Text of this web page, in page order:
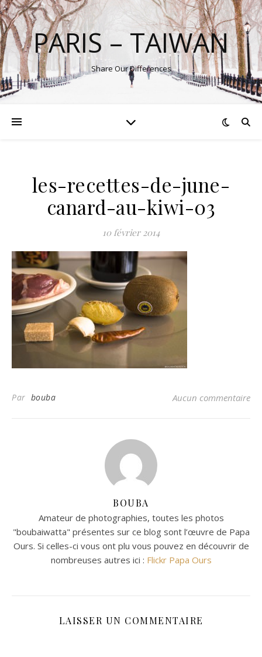
PARIS – TAIWAN
Share Our Differences
les-recettes-de-june-
canard-au-kiwi-03
10 février 2014
Par bouba Aucun commentaire
BOUBA
Amateur de photographies, toutes les photos
"boubaiwatta" présentes sur ce blog sont l’œuvre de Papa
Ours. Si celles-ci vous ont plu vous pouvez en découvrir de
nombreuses autres ici : Flickr Papa Ours
LAISSER UN COMMENTAIRE